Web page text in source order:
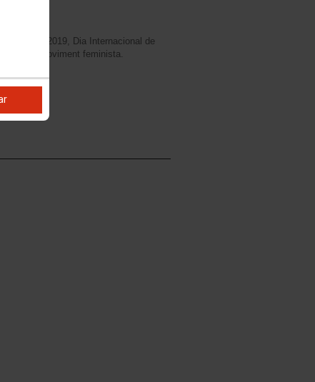
Març de 2019, Dia Internacional de
del moviment feminista.